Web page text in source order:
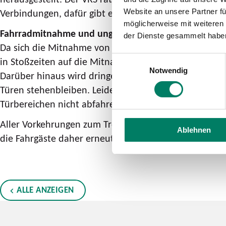
Website an unsere Partner
möglicherweise mit
der Dienste gesammelt
Einwilligungsauswahl
Notwendig
Ablehnen
Verbindungen, dafür gibt es in den S-Bahnen häufig
Fahrradmitnahme und ungleiche Fahrgastverteilung
Da sich die Mitnahme von Fahrrädern mit Blick auf
in Stoßzeiten auf die Mitnahme eines eigenen
Darüber hinaus wird dringend gebeten, dass sich
Türen stehenbleiben. Leider hatten in den
Türbereichen nicht abfahren konnten. Hier kann
Aller Vorkehrungen zum Trotz werden kurzfristig
die Fahrgäste daher erneut um gegenseitige
ALLE ANZEIGEN